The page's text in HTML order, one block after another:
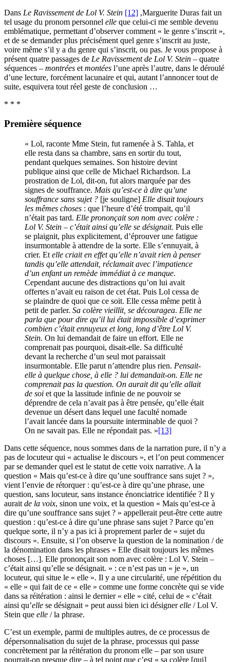
Dans Le Ravissement de Lol V. Stein [12] ,Marguerite Duras fait un
tel usage du pronom personnel elle que celui-ci me semble devenu
emblématique, permettant d’observer comment « le genre s’inscrit »,
et de se demander plus précisément quel genre s’inscrit au juste,
voire même s’il y a du genre qui s’inscrit, ou pas. Je vous propose à
présent quatre passages de Le Ravissement de Lol V. Stein – quatre
séquences – montrées et montées l’une après l’autre, dans le déroulé
d’une lecture, forcément lacunaire et qui, autant l’annoncer tout de
suite, esquivera tout réel geste de conclusion …
* * *
Première séquence
« Lol, raconte Mme Stein, fut ramenée à S. Tahla, et
elle resta dans sa chambre, sans en sortir du tout,
pendant quelques semaines. Son histoire devint
publique ainsi que celle de Michael Richardson. La
prostration de Lol, dit-on, fut alors marquée par des
signes de souffrance. Mais qu’est-ce à dire qu’une
souffrance sans sujet ? [je souligne] Elle disait toujours
les mêmes choses : que l’heure d’été trompait, qu’il
n’était pas tard. Elle prononçait son nom avec colère :
Lol V. Stein – c’était ainsi qu’elle se désignait. Puis elle
se plaignit, plus explicitement, d’éprouver une fatigue
insurmontable à attendre de la sorte. Elle s’ennuyait, à
crier. Et elle criait en effet qu’elle n’avait rien à penser
tandis qu’elle attendait, réclamait avec l’impatience
d’un enfant un remède immédiat à ce manque.
Cependant aucune des distractions qu’on lui avait
offertes n’avait eu raison de cet état. Puis Lol cessa de
se plaindre de quoi que ce soit. Elle cessa même petit à
petit de parler. Sa colère vieillit, se découragea. Elle ne
parla que pour dire qu’il lui était impossible d’exprimer
combien c’était ennuyeux et long, long d’être Lol V.
Stein. On lui demandait de faire un effort. Elle ne
comprenait pas pourquoi, disait-elle. Sa difficulté
devant la recherche d’un seul mot paraissait
insurmontable. Elle parut n’attendre plus rien. Pensait-
elle à quelque chose, à elle ? lui demandait-on. Elle ne
comprenait pas la question. On aurait dit qu’elle allait
de soi et que la lassitude infinie de ne pouvoir se
déprendre de cela n’avait pas à être pensée, qu’elle était
devenue un désert dans lequel une faculté nomade
l’avait lancée dans la poursuite interminable de quoi ?
On ne savait pas. Elle ne répondait pas. »[13]
Dans cette séquence, nous sommes dans de la narration pure, il n’y a
pas de locuteur qui « actualise le discours », et l’on peut commencer
par se demander quel est le statut de cette voix narrative. A la
question « Mais qu’est-ce à dire qu’une souffrance sans sujet ? »,
vient l’envie de rétorquer : qu’est-ce à dire qu’une phrase, une
question, sans locuteur, sans instance énonciatrice identifiée ? Il y
aurait de la voix, sinon une voix, et la question « Mais qu’est-ce à
dire qu’une souffrance sans sujet ? » appellerait peut-être cette autre
question : qu’est-ce à dire qu’une phrase sans sujet ? Parce qu’en
quelque sorte, il n’y a pas ici à proprement parler de « sujet du
discours ». Ensuite, si l’on observe la question de la nomination / de
la dénomination dans les phrases « Elle disait toujours les mêmes
choses […]. Elle prononçait son nom avec colère : Lol V. Stein –
c’était ainsi qu’elle se désignait. » : ce n’est pas un « je », un
locuteur, qui situe le « elle ». Il y a une circularité, une répétition du
« elle » qui fait de ce « elle » comme une forme concrète qui se vide
dans sa réitération : ainsi le dernier « elle » cité, celui de « c’était
ainsi qu’elle se désignait » peut aussi bien ici désignerelle / Lol V.
Stein que elle / la phrase.
C’est un exemple, parmi de multiples autres, de ce processus de
dépersonnalisation du sujet de la phrase, processus qui passe
concrètement par la réitération du pronom elle – par son usure
pourrait-on presque dire – à tel point que c’est « sa colère [qui]